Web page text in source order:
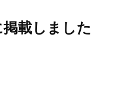
載しました